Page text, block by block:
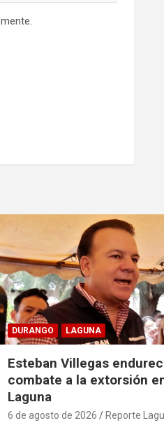
DURANGO LAGUNA
Esteban Villegas
combate a la extorsión
Laguna
6 de agosto de 2026 Reporte